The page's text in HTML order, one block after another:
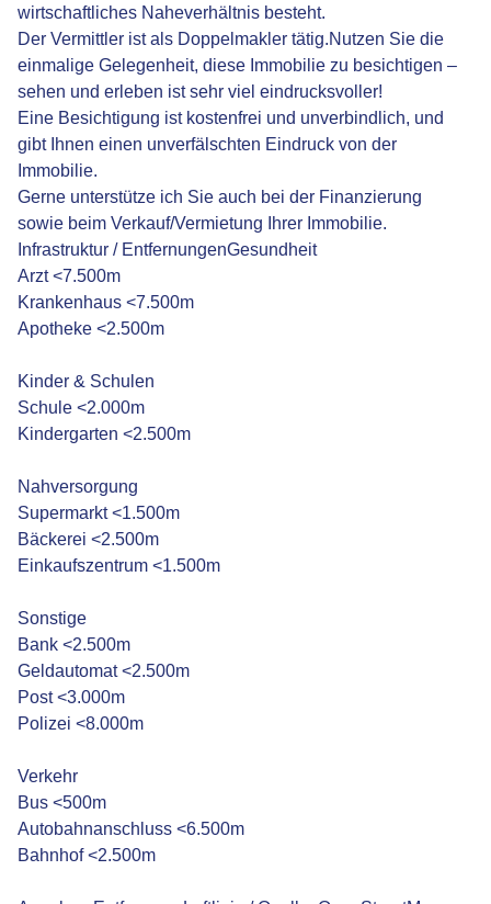
wirtschaftliches Naheverhältnis besteht.
Der Vermittler ist als Doppelmakler tätig.Nutzen Sie die
einmalige Gelegenheit, diese Immobilie zu besichtigen –
sehen und erleben ist sehr viel eindrucksvoller!
Eine Besichtigung ist kostenfrei und unverbindlich, und
gibt Ihnen einen unverfälschten Eindruck von der
Immobilie.
Gerne unterstütze ich Sie auch bei der Finanzierung
sowie beim Verkauf/Vermietung Ihrer Immobilie.
Infrastruktur / EntfernungenGesundheit
Arzt <7.500m
Krankenhaus <7.500m
Apotheke <2.500m
Kinder & Schulen
Schule <2.000m
Kindergarten <2.500m
Nahversorgung
Supermarkt <1.500m
Bäckerei <2.500m
Einkaufszentrum <1.500m
Sonstige
Bank <2.500m
Geldautomat <2.500m
Post <3.000m
Polizei <8.000m
Verkehr
Bus <500m
Autobahnanschluss <6.500m
Bahnhof <2.500m